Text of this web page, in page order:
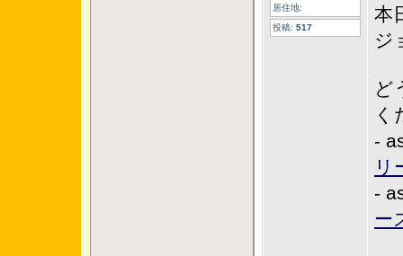
居住地:
投稿: 517
本
ジ
ど
く
-
リ
-
ー